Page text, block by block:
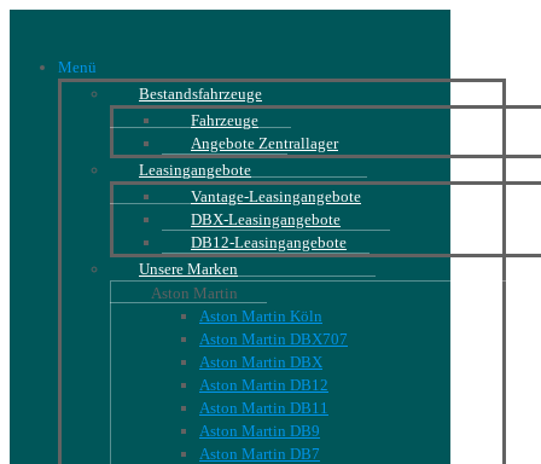
Menü
Bestandsfahrzeuge
Fahrzeuge
Angebote Zentrallager
Leasingangebote
Vantage-Leasingangebote
DBX-Leasingangebote
DB12-Leasingangebote
Unsere Marken
Aston Martin
Aston Martin Köln
Aston Martin DBX707
Aston Martin DBX
Aston Martin DB12
Aston Martin DB11
Aston Martin DB9
Aston Martin DB7